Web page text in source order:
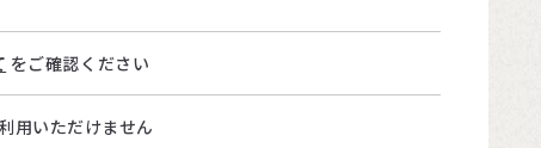
をご確認ください
用いただけません